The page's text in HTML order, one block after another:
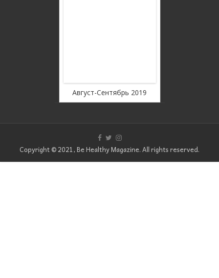
Август-Сентябрь 2019
Copyright © 2021, Be Healthy Magazine. All rights reserved.